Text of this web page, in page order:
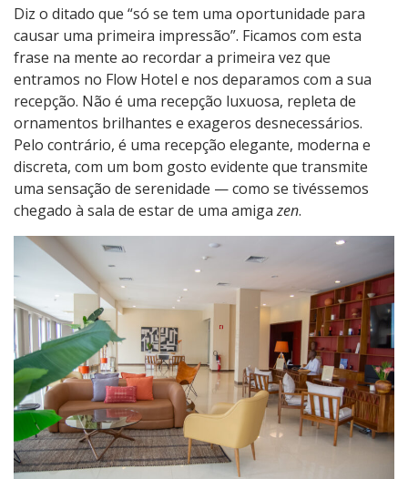
Diz o ditado que “só se tem uma oportunidade para
causar uma primeira impressão”. Ficamos com esta
frase na mente ao recordar a primeira vez que
entramos no Flow Hotel e nos deparamos com a sua
recepção. Não é uma recepção luxuosa, repleta de
ornamentos brilhantes e exageros desnecessários.
Pelo contrário, é uma recepção elegante, moderna e
discreta, com um bom gosto evidente que transmite
uma sensação de serenidade — como se tivéssemos
chegado à sala de estar de uma amigazen.